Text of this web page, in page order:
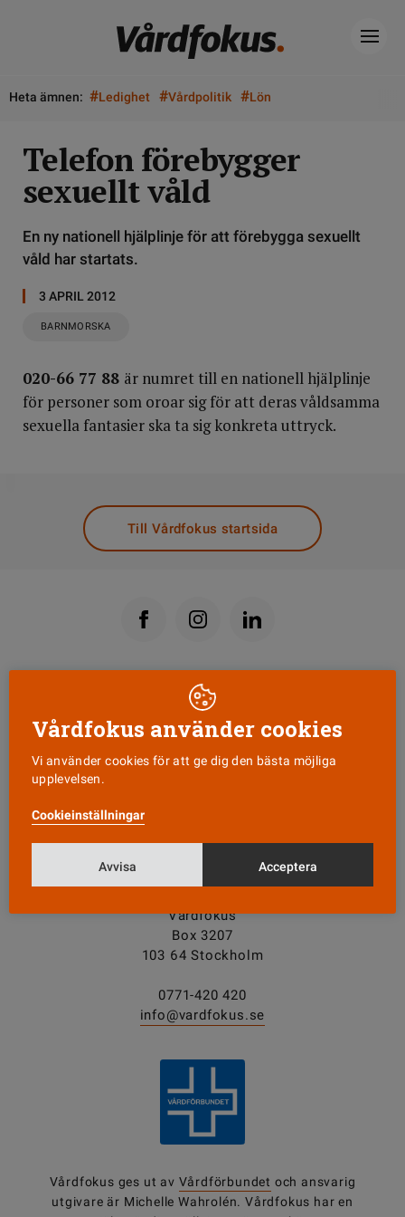
Heta ämnen: #Ledighet #Vårdpolitik #Lön
Telefon förebygger
sexuellt våld
En ny nationell hjälplinje för att förebygga sexuellt
våld har startats.
3 APRIL 2012
BARNMORSKA
020-66 77 88 är numret till en nationell hjälplinje
för personer som oroar sig för att deras våldsamma
sexuella fantasier ska ta sig konkreta uttryck.
Till Vårdfokus startsida
Läs senaste numret
Nyhetsbrev
KONTAKT
Vårdfokus
Box 3207
103 64 Stockholm
0771-420 420
info@vardfokus.se
Vårdfokus ges ut av Vårdförbundet och ansvarig
utgivare är Michelle Wahrolén. Vårdfokus har en
Vårdfokus använder cookies
Vi använder cookies för att ge dig den bästa möjliga
upplevelsen.
Cookieinställningar
Avvisa Acceptera